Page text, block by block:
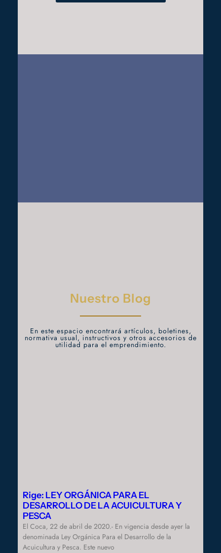
Nuestro Blog
En este espacio encontrará artículos, boletines,
normativa usual, instructivos y otros accesorios de
utilidad para el emprendimiento.
Rige: LEY ORGÁNICA PARA EL
DESARROLLO DE LA ACUICULTURA Y
PESCA
El Coca, 22 de abril de 2020.- En vigencia desde ayer la
denominada Ley Orgánica Para el Desarrollo de la
Acuicultura y Pesca. Este nuevo